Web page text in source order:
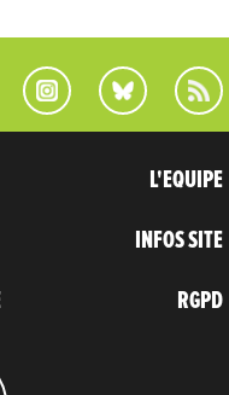
L'EQUIPE
INFOS SITE
RGPD